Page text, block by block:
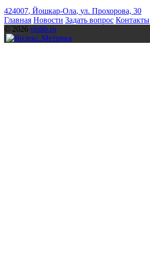
424007, Йошкар-Ола, ул. Прохорова, 30
Главная Новости Задать вопрос Контакты
© 2026 olalib.ru